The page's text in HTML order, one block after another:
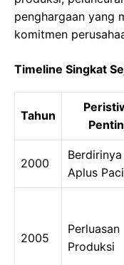
penghargaan yang
komitmen
Timeline Singkat
Tahun
2000
Berdirinya
Aplus
2005
Perluasan
Produksi